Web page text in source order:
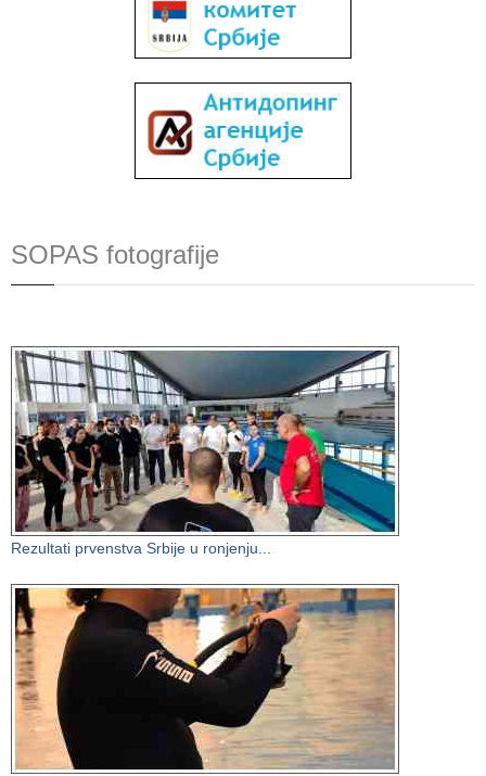
SOPAS fotografije
Rezultati prvenstva Srbije u ronjenju...